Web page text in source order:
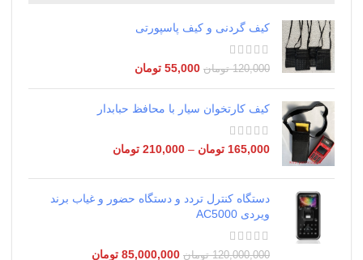
کیف گردنی و کیف پاسپورتی
120,000 تومان 55,000 تومان
کیف کارتخوان سیار با محافظ حبابدار
165,000 تومان –
210,000 تومان
دستگاه کنترل تردد و دستگاه حضور و غیاب برند
ویردی AC5000
120,000,000 تومان 85,000,000 تومان